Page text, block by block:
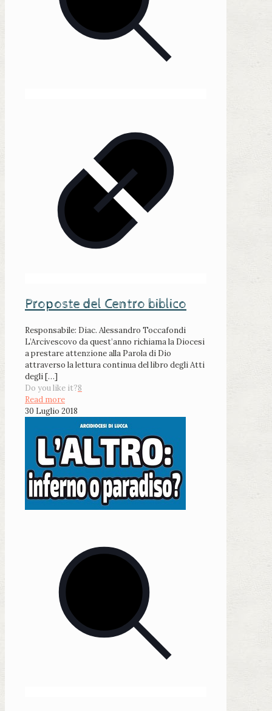
Proposte del Centro biblico
Responsabile: Diac. Alessandro Toccafondi
L’Arcivescovo da quest’anno richiama la Diocesi
a prestare attenzione alla Parola di Dio
attraverso la lettura continua del libro degli Atti
degli[…]
Do you like it?8
Read more
30 Luglio 2018